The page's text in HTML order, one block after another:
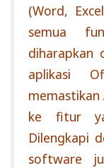
(Word,
semua
diharapkan
aplikasi
memastikan
ke fitur
Dilengkapi
software